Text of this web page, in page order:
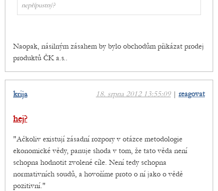
nepřípustný?
Naopak, násilným zásahem by bylo obchodům přikázat prodej
produktů ČK a.s..
18. srpna 2012 13:55:09| reagovat
krija
hej?
"Ačkoliv existují zásadní rozpory v otázce metodologie
ekonomické vědy, panuje shoda v tom, že tato věda není
schopna hodnotit zvolené cíle. Není tedy schopna
normativních soudů, a hovoříme proto o ní jako o vědě
pozitivní."